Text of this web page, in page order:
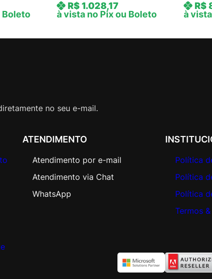
Boleto
R$1.028,17
à vista no Pix ou Boleto
R$
à
no seu e-mail.
ATENDIMENTO
Atendimento por e-mail
Atendimento via Chat
WhatsApp
Política
Política
Política
Termos